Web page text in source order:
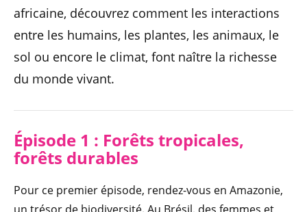
africaine, découvrez comment les interactions
entre les humains, les plantes, les animaux, le
sol ou encore le climat, font naître la richesse
du monde vivant.
Épisode 1 : Forêts tropicales,
forêts durables
Pour ce premier épisode, rendez-vous en Amazonie,